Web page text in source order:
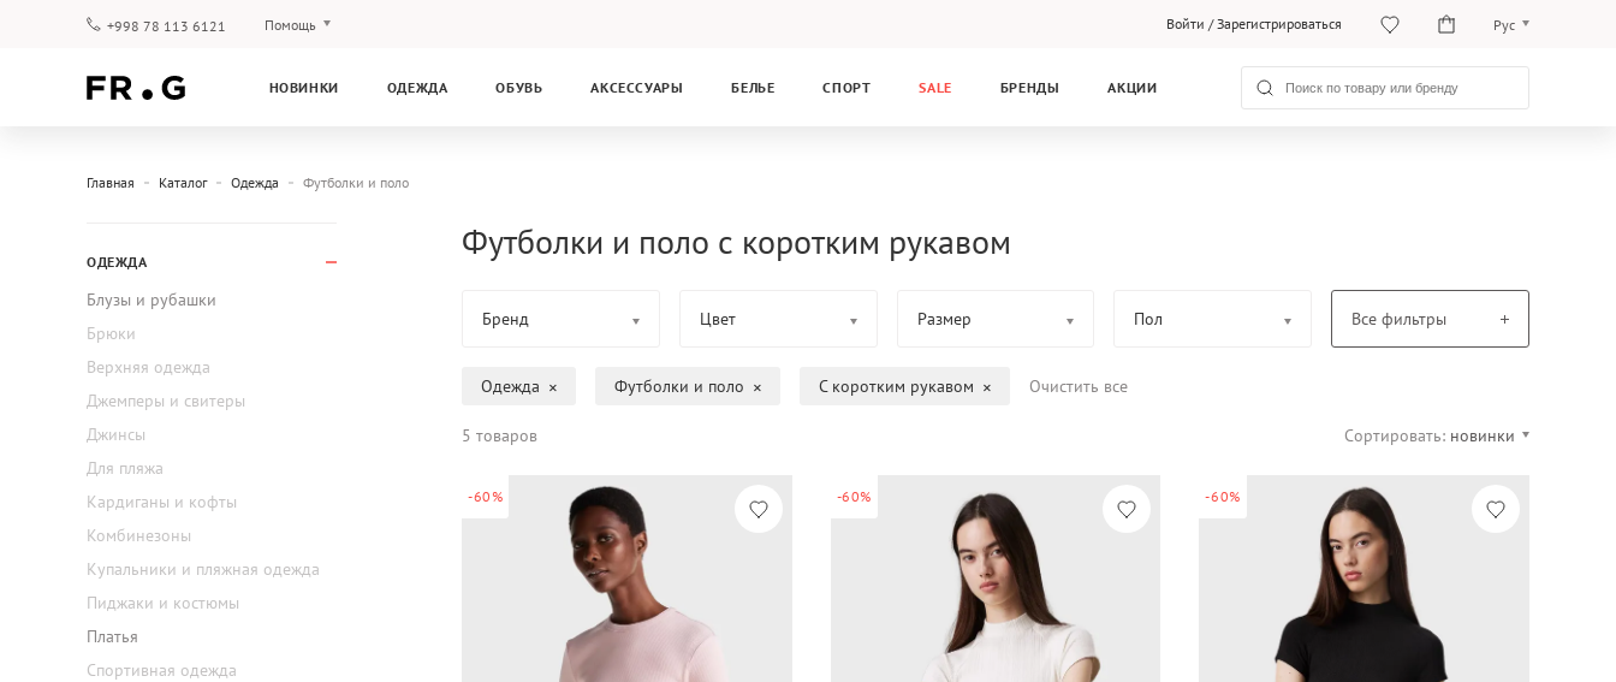
+998 78 113 6121 Помощь
Гарантия
Войти /Зарегистрироваться Рус
Рус
НОВИНКИ ОДЕЖДА ОБУВЬ АКСЕССУАРЫ БЕЛЬЕ СПОРТ SALE БРЕНДЫ АКЦИИ
Главная Каталог Одежда Футболки и поло
ОДЕЖДА
Блузы и рубашки
Брюки
Верхняя одежда
Джемперы и свитеры
Джинсы
Для пляжа
Кардиганы и кофты
Комбинезоны
Купальники и пляжная одежда
Пиджаки и костюмы
Платья
Спортивная одежда
Футболки и поло с коротким рукавом
Бренд Цвет Размер Пол Все фильтры
Одежда Футболки и поло С коротким рукавом Очистить все
5 товаров Сортировать: новинки
-60% -60% -60%